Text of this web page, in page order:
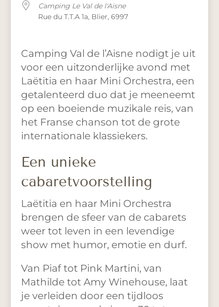
Camping Le Val de l'Aisne
Rue du T.T.A 1a, Blier, 6997
Camping Val de l’Aisne nodigt je uit
voor een uitzonderlijke avond met
Laëtitia en haar Mini Orchestra, een
getalenteerd duo dat je meeneemt
op een boeiende muzikale reis, van
het Franse chanson tot de grote
internationale klassiekers.
Een unieke
cabaretvoorstelling
Laëtitia en haar Mini Orchestra
brengen de sfeer van de cabarets
weer tot leven in een levendige
show met humor, emotie en durf.
Van Piaf tot Pink Martini, van
Mathilde tot Amy Winehouse, laat
je verleiden door een tijdloos